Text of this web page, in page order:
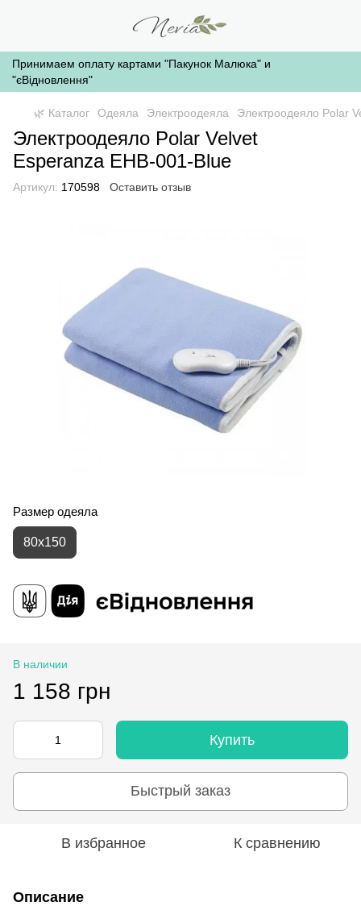
Принимаем оплату картами "Пакунок Малюка" и
"єВідновлення"
🌿 Каталог Одеяла Электроодеяла Электроодеяло Polar
Электроодеяло Polar Velvet
Esperanza EHB-001-Blue
Артикул: 170598 Оставить отзыв
Размер одеяла
80x150
В наличии
1 158 грн
Купить
Быстрый заказ
В избранное К сравнению
Описание